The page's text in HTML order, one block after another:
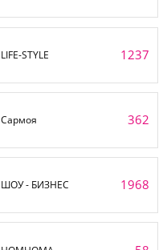
LIFE-STYLE 1237
Сармоя 362
ШОУ - БИЗНЕС 1968